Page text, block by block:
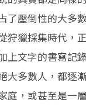
了壓倒性的大多
狩獵採集時代，
上文字的書寫記
大多數人，都逐
庭，或甚至是一